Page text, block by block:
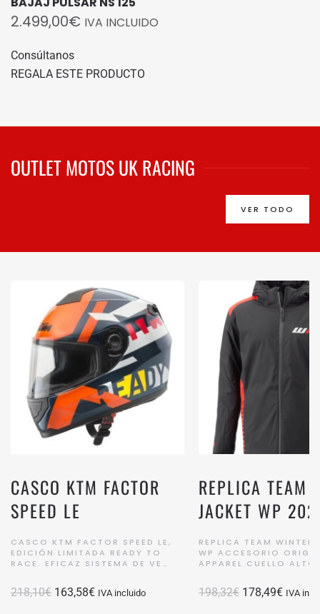
2.499,00€ IVA INCLUIDO
Consúltanos
REGALA ESTE PRODUCTO
OUTLET MOTOS UK RACING
VER TODO
CASCO KTM FACTOR
SPEED LE
CASCO KTM FACTOR SPEED LE,
EDICIÓN LIMITADA READY TO
RACE. EFICAZ SISTEMA DE VE…
218,10€ El
163,58€ElIVA incluido
REPLICA TEAM
JACKET WP
REPLICA TEAM WINTER
WP ACCESORIO
APPAREL CUELLO
198,32€ El
178,49€ElIVA